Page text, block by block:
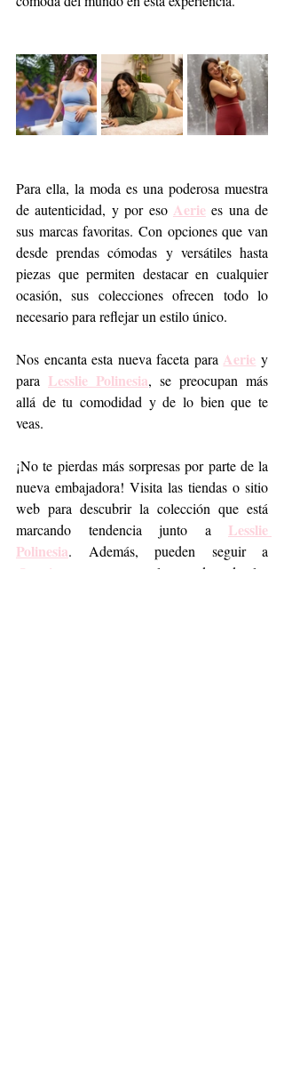
Para ella, la moda es una poderosa muestra
de autenticidad, y por eso Aerie es una de
sus marcas favoritas. Con opciones que van
desde prendas cómodas y versátiles hasta
piezas que permiten destacar en cualquier
ocasión, sus colecciones ofrecen todo lo
necesario para reflejar un estilo único.
Nos encanta esta nueva faceta para Aerie y
para Lesslie Polinesia, se preocupan más
allá de tu comodidad y de lo bien que te
veas.
¡No te pierdas más sorpresas por parte de la
nueva embajadora! Visita las tiendas o sitio
web para descubrir la colección que está
marcando tendencia junto a Lesslie
Polinesia
@aerie_mx
para estar al tanto de todas las